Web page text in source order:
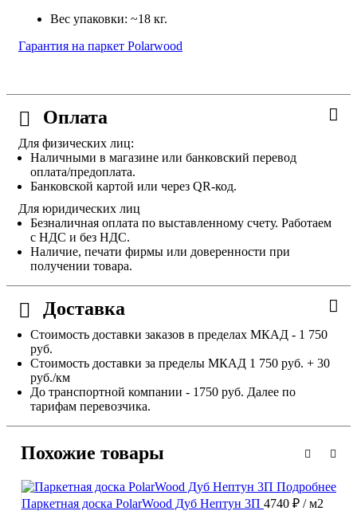
Вес упаковки: ~18 кг.
Гарантия на паркет Polarwood
Оплата
Для физических лиц:
Наличными в магазине или банковский перевод
оплата/предоплата.
Банковской картой или через QR-код.
Для юридических лиц
Безналичная оплата по выставленному счету. Работаем
с НДС и без НДС.
Наличие, печати фирмы или доверенности при
получении товара.
Доставка
Стоимость доставки заказов в пределах МКАД - 1 750
руб.
Стоимость доставки за пределы МКАД 1 750 руб. + 30
руб./км
До транспортной компании - 1750 руб. Далее по
тарифам перевозчика.
Похожие товары
Подробнее
Паркетная доска PolarWood Дуб Нептун 3П 4740 ₽ / м2